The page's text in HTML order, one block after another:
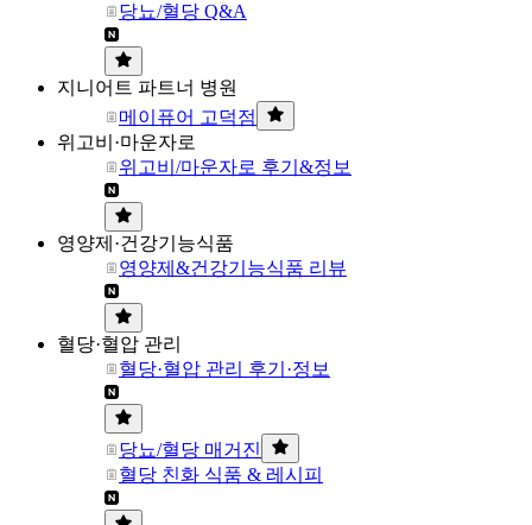
당뇨/혈당 Q&A
지니어트 파트너 병원
메이퓨어 고덕점
위고비·마운자로
위고비/마운자로 후기&정보
영양제·건강기능식품
영양제&건강기능식품 리뷰
혈당·혈압 관리
혈당·혈압 관리 후기·정보
당뇨/혈당 매거진
혈당 친화 식품 & 레시피